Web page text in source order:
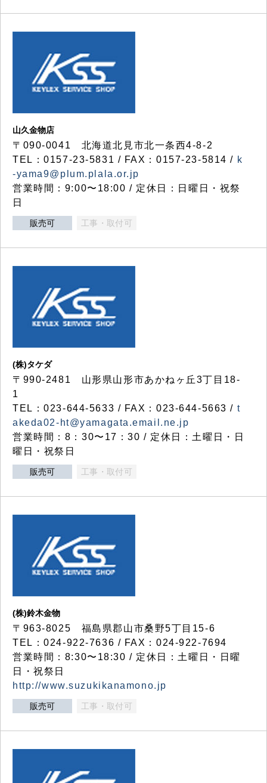
山久金物店
〒090-0041 北海道北見市北一条西4-8-2
TEL：0157-23-5831 / FAX：0157-23-5814 / k
-yama9@plum.plala.or.jp
営業時間：9:00〜18:00 / 定休日：日曜日・祝祭
日
販売可 工事・取付可
(株)タケダ
〒990-2481 山形県山形市あかねヶ丘3丁目18-
1
TEL：023-644-5633 / FAX：023-644-5663 / t
akeda02-ht@yamagata.email.ne.jp
営業時間：8：30〜17：30 / 定休日：土曜日・日
曜日・祝祭日
販売可 工事・取付可
(株)鈴木金物
〒963-8025 福島県郡山市桑野5丁目15-6
TEL：024-922-7636 / FAX：024-922-7694
営業時間：8:30〜18:30 / 定休日：土曜日・日曜
日・祝祭日
http://www.suzukikanamono.jp
販売可 工事・取付可